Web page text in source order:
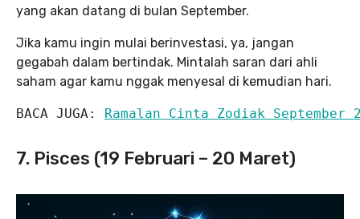
yang akan datang di bulan September.
Jika kamu ingin mulai berinvestasi, ya, jangan
gegabah dalam bertindak. Mintalah saran dari ahli
saham agar kamu nggak menyesal di kemudian hari.
BACA JUGA: Ramalan Cinta Zodiak
7. Pisces (19 Februari – 20 Maret)